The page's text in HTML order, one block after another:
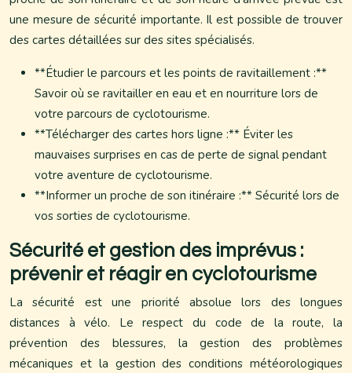
une mesure de sécurité importante. Il est possible de trouver
des cartes détaillées sur des sites spécialisés.
**Étudier le parcours et les points de ravitaillement :**
Savoir où se ravitailler en eau et en nourriture lors de
votre parcours de cyclotourisme.
**Télécharger des cartes hors ligne :** Éviter les
mauvaises surprises en cas de perte de signal pendant
votre aventure de cyclotourisme.
**Informer un proche de son itinéraire :** Sécurité lors de
vos sorties de cyclotourisme.
Sécurité et gestion des imprévus :
prévenir et réagir en cyclotourisme
La sécurité est une priorité absolue lors des longues
distances à vélo. Le respect du code de la route, la
prévention des blessures, la gestion des problèmes
mécaniques et la gestion des conditions météorologiques